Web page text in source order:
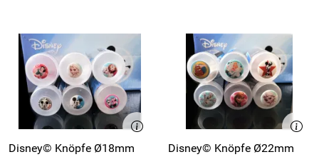
Disney© Knöpfe Ø18mm Disney© Knöpfe Ø22mm